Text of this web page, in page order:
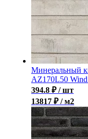
Минеральный
AZ170L50
394.8 ₽ / шт
13817 ₽ / м2